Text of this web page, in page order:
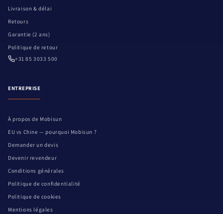
Livraison & délai
Retours
Garantie (2 ans)
Politique de retour
+31 85 3033 500
ENTREPRISE
À propos de Mobisun
EU vs Chine — pourquoi Mobisun ?
Demander un devis
Devenir revendeur
Conditions générales
Politique de confidentialité
Politique de cookies
Mentions légales